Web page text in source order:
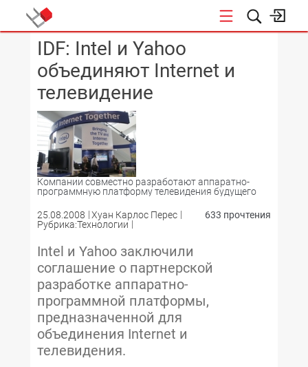
КОНФЕРЕНЦИИ
IDF: Intel и Yahoo
объединяют Internet и
телевидение
Компании совместно разработают аппаратно-
программную платформу телевидения будущего
25.08.2008
Хуан Карлос Перес
Рубрика:Технологии
633 прочтения
Intel и Yahoo заключили
соглашение о партнерской
разработке аппаратно-
программной платформы,
предназначенной для
объединения Internet и
телевидения.